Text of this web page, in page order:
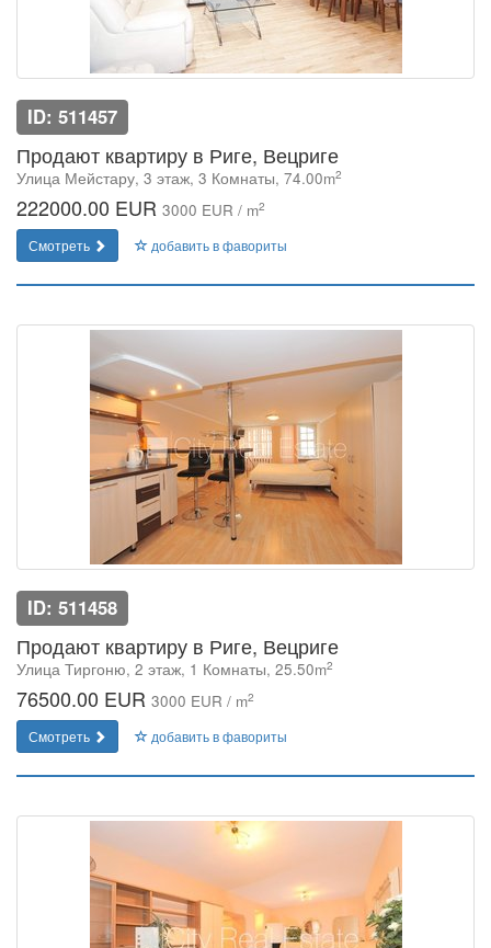
ID: 511457
Продают квартиру в Риге, Вецриге
Улица Мейстару, 3 этаж, 3 Комнаты, 74.00m2
222000.00 EUR 3000 EUR / m2
Смотреть добавить в фавориты
ID: 511458
Продают квартиру в Риге, Вецриге
Улица Тиргоню, 2 этаж, 1 Комнаты, 25.50m2
76500.00 EUR 3000 EUR / m2
Смотреть добавить в фавориты